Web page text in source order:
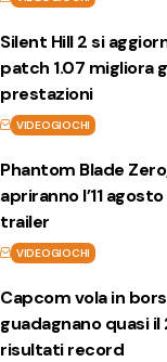
Silent Hill 2 si
patch 1.07 migliora
prestazioni
VIDEOGIOCHI
Phantom Blade
apriranno l’11
trailer
VIDEOGIOCHI
Capcom vola in
guadagnano quasi
risultati record